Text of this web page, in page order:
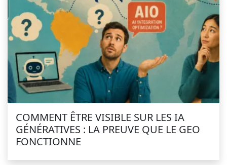
COMMENT ÊTRE VISIBLE SUR LES IA
GÉNÉRATIVES : LA PREUVE QUE LE GEO
FONCTIONNE